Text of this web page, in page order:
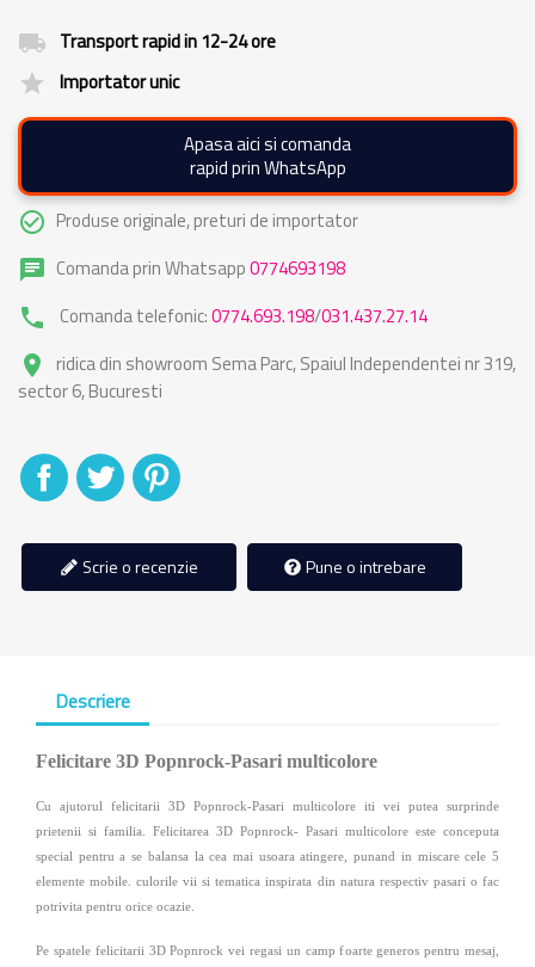
local_shipping Transport rapid in 12-24 ore
grade Importator unic
Apasa aici si comanda
rapid prin WhatsApp
check_circle_outline Produse originale, preturi de importator
chat Comanda prin Whatsapp0774693198
phone Comanda telefonic:0774.693.198/031.437.27.14
place
ridica din showroom Sema Parc, Spaiul Independentei nr 319,
sector 6, Bucuresti
DistribuitiTweet
Scrie o recenzie Pune o intrebare
Descriere
Felicitare 3D Popnrock-Pasari multicolore
Cu ajutorul felicitarii 3D Popnrock-Pasari multicolore iti vei putea surprinde
prietenii si familia. Felicitarea 3D Popnrock- Pasari multicolore este conceputa
special pentru a se balansa la cea mai usoara atingere, punand in miscare cele 5
elemente mobile. culorile vii si tematica inspirata din natura respectiv pasari o fac
potrivita pentru orice ocazie.
Pe spatele felicitarii 3D Popnrock vei regasi un camp foarte generos pentru mesaj,